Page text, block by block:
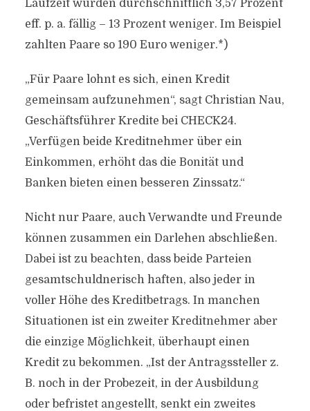
Laufzeit wurden durchschnittlich 3,57 Prozent
eff. p. a. fällig – 13 Prozent weniger. Im Beispiel
zahlten Paare so 190 Euro weniger.*)
„Für Paare lohnt es sich, einen Kredit
gemeinsam aufzunehmen“, sagt Christian Nau,
Geschäftsführer Kredite bei CHECK24.
„Verfügen beide Kreditnehmer über ein
Einkommen, erhöht das die Bonität und
Banken bieten einen besseren Zinssatz.“
Nicht nur Paare, auch Verwandte und Freunde
können zusammen ein Darlehen abschließen.
Dabei ist zu beachten, dass beide Parteien
gesamtschuldnerisch haften, also jeder in
voller Höhe des Kreditbetrags. In manchen
Situationen ist ein zweiter Kreditnehmer aber
die einzige Möglichkeit, überhaupt einen
Kredit zu bekommen. „Ist der Antragssteller z.
B. noch in der Probezeit, in der Ausbildung
oder befristet angestellt, senkt ein zweites